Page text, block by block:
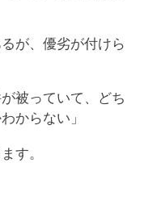
が、優劣が付けら
被っていて、どち
からない」
す。